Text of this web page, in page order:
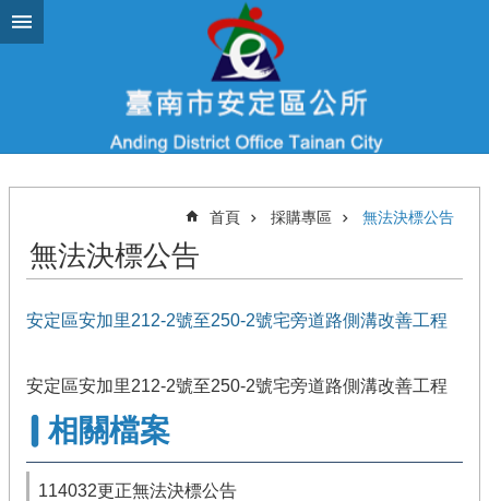
跳到主要內容區塊
首頁 採購專區 無法決標公告
無法決標公告
安定區安加里212-2號至250-2號宅旁道路側溝改善工程
安定區安加里212-2號至250-2號宅旁道路側溝改善工程
相關檔案
114032更正無法決標公告